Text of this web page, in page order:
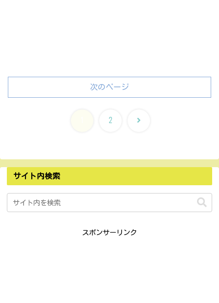
次のページ
2 次
サイト内検索
スポンサーリンク